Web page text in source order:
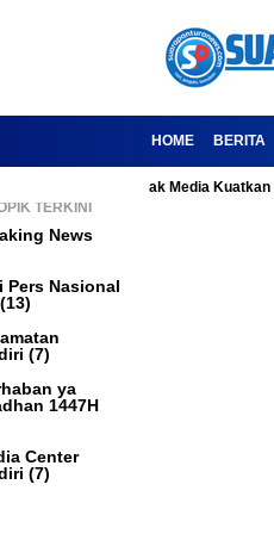
HOME BERITA
Pancasila: Ajak Media Kuatkan
TERKINI
News
Pers Nasional
(7)
ya
1447H
Center
(7)